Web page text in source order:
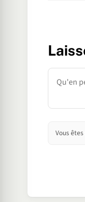
Vous